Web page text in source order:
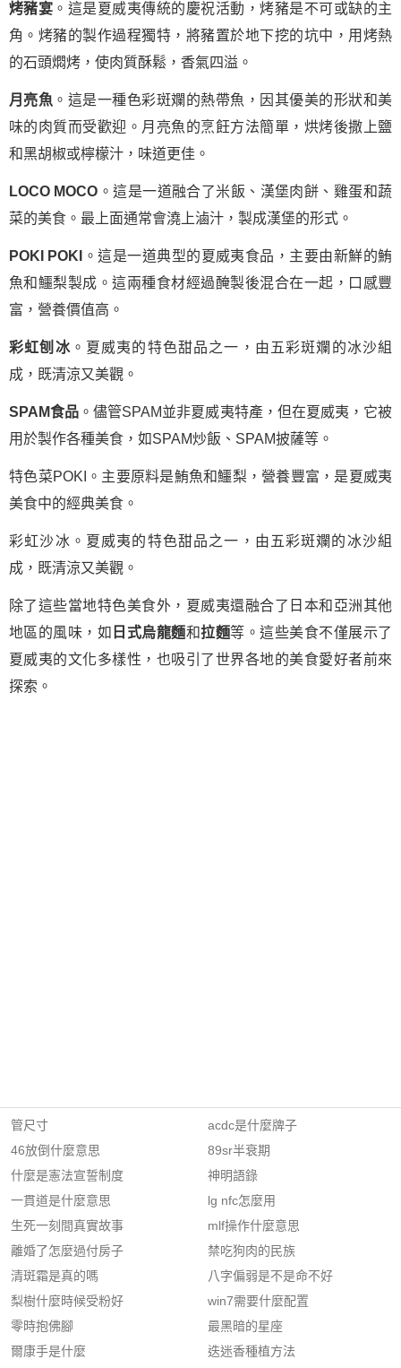
烤豬宴 。這是夏威夷傳統的慶祝活動，烤豬是不可或缺的主
角。烤豬的製作過程獨特，將豬置於地下挖的坑中，用烤熱
的石頭燜烤，使肉質酥鬆，香氣四溢。
月亮魚 。這是一種色彩斑斕的熱帶魚，因其優美的形狀和美
味的肉質而受歡迎。月亮魚的烹飪方法簡單，烘烤後撒上鹽
和黑胡椒或檸檬汁，味道更佳。
LOCO MOCO 。這是一道融合了米飯、漢堡肉餅、雞蛋和蔬
菜的美食。最上面通常會澆上滷汁，製成漢堡的形式。
POKI POKI
。這是一道典型的夏威夷食品，主要由新鮮的鮪
魚和鱷梨製成。這兩種食材經過醃製後混合在一起，口感豐
富，營養價值高。
彩虹刨冰。夏威夷的特色甜品之一，由五彩斑斕的冰沙組
成，既清涼又美觀。
SPAM食品 。儘管SPAM並非夏威夷特產，但在夏威夷，它被
用於製作各種美食，如SPAM炒飯、SPAM披薩等。
特色菜POKI。主要原料是鮪魚和鱷梨，營養豐富，是夏威夷
美食中的經典美食。
彩虹沙冰。夏威夷的特色甜品之一，由五彩斑斕的冰沙組
成，既清涼又美觀。
除了這些當地特色美食外，夏威夷還融合了日本和亞洲其他
地區的風味，如 日式烏龍麵和拉麵等。這些美食不僅展示了
夏威夷的文化多樣性，也吸引了世界各地的美食愛好者前來
探索。
管尺寸
46放倒什麼意思
什麼是憲法宣誓制度
一貫道是什麼意思
生死一刻間真實故事
離婚了怎麼過付房子
清斑霜是真的嗎
梨樹什麼時候受粉好
零時抱佛腳
爾康手是什麼
acdc是什麼牌子
89sr半衰期
神明語錄
lg nfc怎麼用
mlf操作什麼意思
禁吃狗肉的民族
八字偏弱是不是命不好
win7需要什麼配置
最黑暗的星座
迭迷香種植方法